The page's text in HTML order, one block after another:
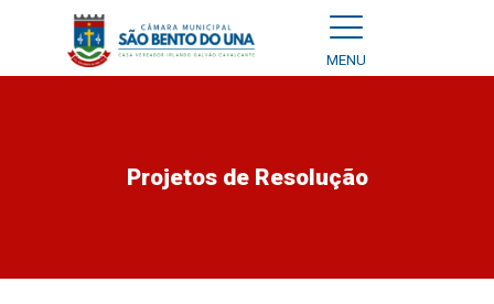
MENU
Projetos de Resolução